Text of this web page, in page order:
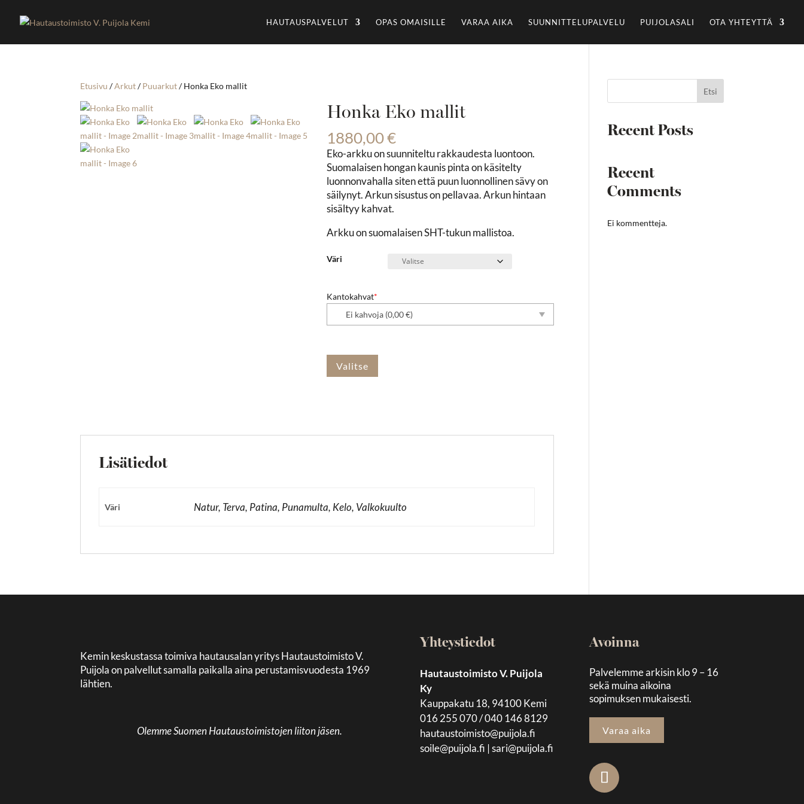
HAUTAUSPALVELUT OPAS OMAISILLE VARAA AIKA SUUNNITTELUPALVELU PUIJOLASALI OTA YHTEYTTÄ
Etusivu /Arkut/Puuarkut/ Honka Eko mallit
Honka Eko mallit
1880,00€
Eko-arkku on suunniteltu rakkaudesta luontoon.
Suomalaisen hongan kaunis pinta on käsitelty
luonnonvahalla siten että puun luonnollinen sävy on
säilynyt. Arkun sisustus on pellavaa. Arkun hintaan
sisältyy kahvat.
Arkku on suomalaisen SHT-tukun mallistoa.
Väri
Kantokahvat*
Valitse
Lisätiedot
Väri Natur, Terva, Patina, Punamulta, Kelo, Valkokuulto
Etsi
Recent Posts
Recent
Comments
Ei kommentteja.
Kemin keskustassa toimiva hautausalan yritys Hautaustoimisto V.
Puijola on palvellut samalla paikalla aina perustamisvuodesta 1969
lähtien.
Olemme Suomen Hautaustoimistojen liiton jäsen.
Yhteystiedot
Hautaustoimisto V. Puijola
Ky
Kauppakatu 18, 94100 Kemi
016 255 070 / 040 146 8129
hautaustoimisto@puijola.fi
soile@puijola.fi |sari@puijola.fi
Avoinna
Palvelemme arkisin klo 9 – 16
sekä muina aikoina
sopimuksen mukaisesti.
Varaa aika